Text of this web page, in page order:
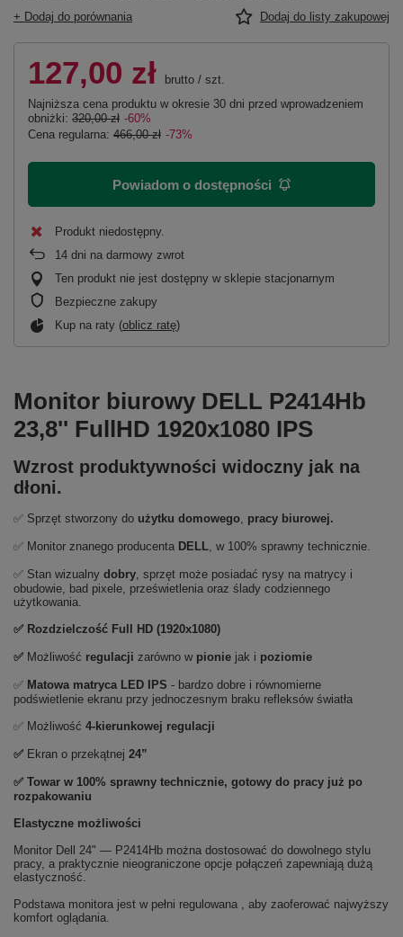
+ Dodaj do porównania Dodaj do listy zakupowej
127,00 zł brutto / szt.
Najniższa cena produktu w okresie 30 dni przed wprowadzeniem
obniżki: 320,00 zł -60%
Cena regularna: 466,00 zł -73%
Powiadom o dostępności
Produkt niedostępny
14 dni na darmowy zwrot
Ten produkt nie jest dostępny w sklepie stacjonarnym
Bezpieczne zakupy
Kup na raty (oblicz ratę)
Monitor biurowy DELL P2414Hb
23,8'' FullHD 1920x1080 IPS
Wzrost produktywności widoczny jak na
dłoni.
✅ Sprzęt stworzony do użytku domowego, pracy biurowej.
✅ Monitor znanego producenta DELL, w 100% sprawny technicznie.
✅ Stan wizualny dobry, sprzęt może posiadać rysy na matrycy i
obudowie, bad pixele, prześwietlenia oraz ślady codziennego
użytkowania.
✅ Rozdzielczość Full HD (1920x1080)
✅ Możliwość regulacji zarówno wpionie jak i poziomie
✅ Matowa matryca LED IPS - bardzo dobre i równomierne
podświetlenie ekranu przy jednoczesnym braku refleksów światła
✅ Możliwość 4-kierunkowej regulacji
✅ Ekran o przekątnej 24”
✅ Towar w 100% sprawny technicznie, gotowy do pracy już po
rozpakowaniu
Elastyczne możliwości
Monitor Dell 24" — P2414Hb można dostosować do dowolnego stylu
pracy, a praktycznie nieograniczone opcje połączeń zapewniają dużą
elastyczność.
Podstawa monitora jest w pełni regulowana , aby zaoferować najwyższy
komfort oglądania.